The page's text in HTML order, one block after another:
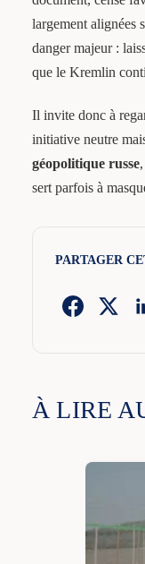
largement alignées
danger majeur :
que le Kremlin
Il invite donc à
initiative neutre
géopolitique russe
sert parfois à
PARTAGER
À LIRE